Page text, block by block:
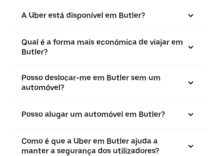
A Uber está disponível em Butler?
Qual é a forma mais económica de viajar em
Butler?
Posso deslocar-me em Butler sem um
automóvel?
Posso alugar um automóvel em Butler?
Como é que a Uber em Butler ajuda a
manter a segurança dos utilizadores?